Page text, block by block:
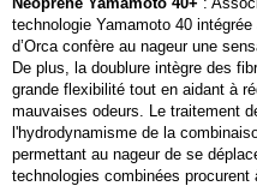
technologie Yamamoto 40
d’Orca confère au nageur une
De plus, la doublure intègre des
grande flexibilité tout en aidant à
mauvaises odeurs. Le traitement
l'hydrodynamisme de la
permettant au nageur de se
technologies combinées